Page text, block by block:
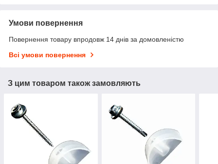
Умови повернення
Повернення товару впродовж 14 днів за домовленістю
Всі умови повернення
З цим товаром також замовляють